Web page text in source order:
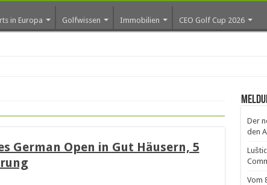
in Europa Golfwissen Immobilien CEO Golf Cup 2026
German Open in Gut Häusern, 5
Der
den
Vom